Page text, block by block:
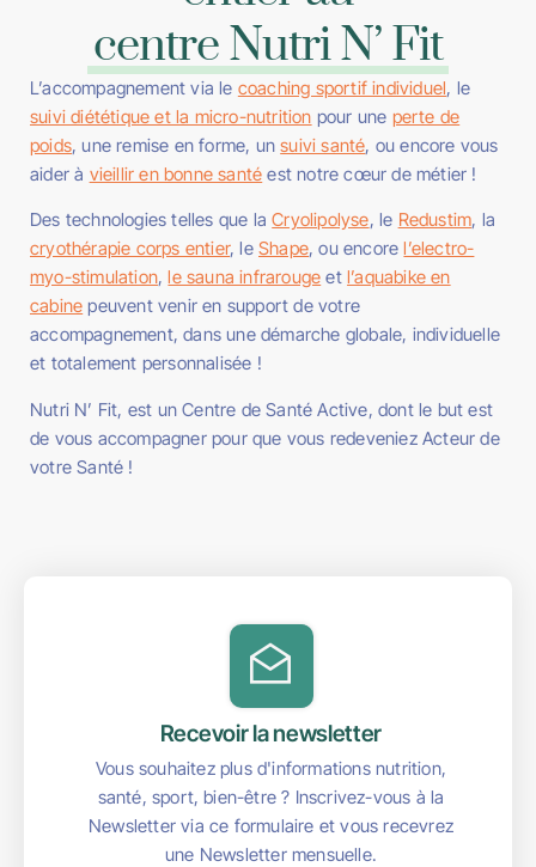
centre Nutri N’ Fit
L’accompagnement via le coaching sportif individuel, le
suivi diététique et la micro-nutrition pour une perte de
poids, une remise en forme, unsuivi santé, ou encore vous
aider à vieillir en bonne santé est notre cœur de métier !
Des technologies telles que laCryolipolyse, le Redustim, la
cryothérapie corps entier, le Shape, ou encorel’electro-
myo-stimulation,le sauna infrarouge etl’aquabike en
cabine peuvent venir en support de votre
accompagnement, dans une démarche globale, individuelle
et totalement personnalisée !
Nutri N’ Fit, est un Centre de Santé Active, dont le but est
de vous accompagner pour que vous redeveniez Acteur de
votre Santé !
Recevoir la newsletter
Vous souhaitez plus d'informations nutrition,
santé, sport, bien-être ? Inscrivez-vous à la
Newsletter via ce formulaire et vous recevrez
une Newsletter mensuelle.